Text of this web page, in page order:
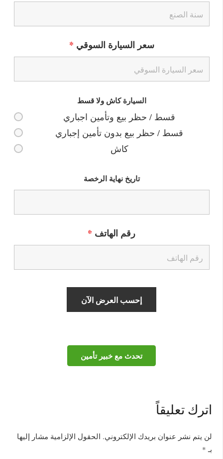
سعر السيارة السوقي *
السيارة كاش ولا قسط
قسط / حظر بيع وتأمين اجباري
قسط / حظر بيع بدون تأمين إجباري
كاش
تاريخ نهاية الرخصة
رقم الهاتف *
تحدث مع خبير تأمين
اترك تعليقاً
لن يتم نشر عنوان بريدك الإلكتروني. الحقول الإلزامية مشار إليها
بـ *